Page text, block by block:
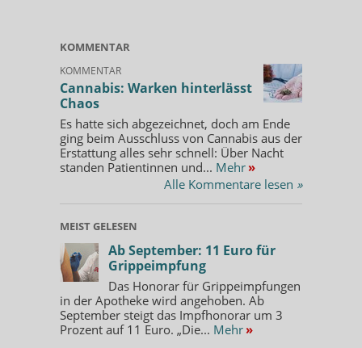
KOMMENTAR
KOMMENTAR
Cannabis: Warken hinterlässt
Chaos
Es hatte sich abgezeichnet, doch am Ende
ging beim Ausschluss von Cannabis aus der
Erstattung alles sehr schnell: Über Nacht
standen Patientinnen und... Mehr »
Alle Kommentare lesen »
MEIST GELESEN
Ab September: 11 Euro für
Grippeimpfung
Das Honorar für Grippeimpfungen
in der Apotheke wird angehoben. Ab
September steigt das Impfhonorar um 3
Prozent auf 11 Euro. „Die... Mehr »